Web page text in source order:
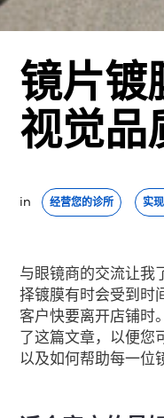
镜片镀
视觉品
in 经营您的诊所 实
与眼镜商的交流让我
择镀膜有时会受到时
客户快要离开店铺时
了这篇文章，以便您
以及如何帮助每一位